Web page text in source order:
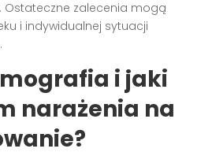
zalecenia mogą
i indywidualnej sytuacji
i jaki
narażenia na